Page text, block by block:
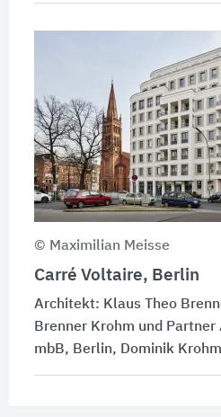
© Maximilian Meisse
Carré Voltaire, Berlin
Architekt: Klaus Theo
Brenner Krohm und
mbB, Berlin, Dominik